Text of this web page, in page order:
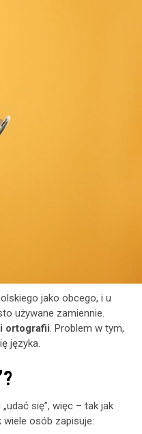
jako obcego, i u
używane zamiennie.
ortografii . Problem w tym,
języka.
się”, więc – tak jak
wiele osób zapisuje: